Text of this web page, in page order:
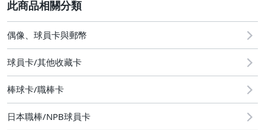
成人專區
玩具、模型與公仔
偶像、球員卡與郵幣
球員卡/其他收藏卡
棒球卡/職棒卡
日本職棒/NPB球員卡